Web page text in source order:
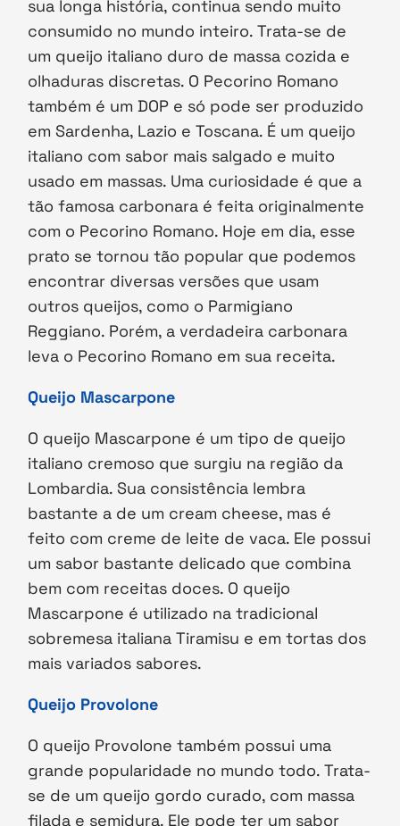
sua longa história, continua sendo muito
consumido no mundo inteiro. Trata-se de
um queijo italiano duro de massa cozida e
olhaduras discretas. O Pecorino Romano
também é um DOP e só pode ser produzido
em Sardenha, Lazio e Toscana. É um queijo
italiano com sabor mais salgado e muito
usado em massas. Uma curiosidade é que a
tão famosa carbonara é feita originalmente
com o Pecorino Romano. Hoje em dia, esse
prato se tornou tão popular que podemos
encontrar diversas versões que usam
outros queijos, como o Parmigiano
Reggiano. Porém, a verdadeira carbonara
leva o Pecorino Romano em sua receita.
Queijo Mascarpone
O queijo Mascarpone é um tipo de queijo
italiano cremoso que surgiu na região da
Lombardia. Sua consistência lembra
bastante a de um cream cheese, mas é
feito com creme de leite de vaca. Ele possui
um sabor bastante delicado que combina
bem com receitas doces. O queijo
Mascarpone é utilizado na tradicional
sobremesa italiana Tiramisu e em tortas dos
mais variados sabores.
Queijo Provolone
O queijo Provolone também possui uma
grande popularidade no mundo todo. Trata-
se de um queijo gordo curado, com massa
filada e semidura. Ele pode ter um sabor